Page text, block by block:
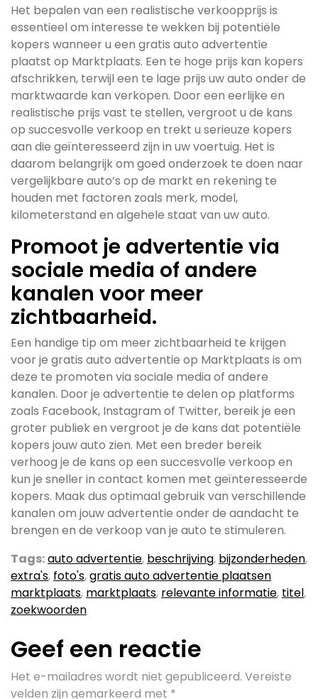
Het bepalen van een realistische verkoopprijs is
essentieel om interesse te wekken bij potentiële
kopers wanneer u een gratis auto advertentie
plaatst op Marktplaats. Een te hoge prijs kan kopers
afschrikken, terwijl een te lage prijs uw auto onder de
marktwaarde kan verkopen. Door een eerlijke en
realistische prijs vast te stellen, vergroot u de kans
op succesvolle verkoop en trekt u serieuze kopers
aan die geïnteresseerd zijn in uw voertuig. Het is
daarom belangrijk om goed onderzoek te doen naar
vergelijkbare auto’s op de markt en rekening te
houden met factoren zoals merk, model,
kilometerstand en algehele staat van uw auto.
Promoot je advertentie via
sociale media of andere
kanalen voor meer
zichtbaarheid.
Een handige tip om meer zichtbaarheid te krijgen
voor je gratis auto advertentie op Marktplaats is om
deze te promoten via sociale media of andere
kanalen. Door je advertentie te delen op platforms
zoals Facebook, Instagram of Twitter, bereik je een
groter publiek en vergroot je de kans dat potentiële
kopers jouw auto zien. Met een breder bereik
verhoog je de kans op een succesvolle verkoop en
kun je sneller in contact komen met geïnteresseerde
kopers. Maak dus optimaal gebruik van verschillende
kanalen om jouw advertentie onder de aandacht te
brengen en de verkoop van je auto te stimuleren.
Tags:auto advertentie, beschrijving, bijzonderheden,
extra's, foto's,gratis auto advertentie plaatsen
marktplaats, marktplaats, relevante informatie, titel,
zoekwoorden
Geef een reactie
Het e-mailadres wordt niet gepubliceerd. Vereiste
velden zijn gemarkeerd met *